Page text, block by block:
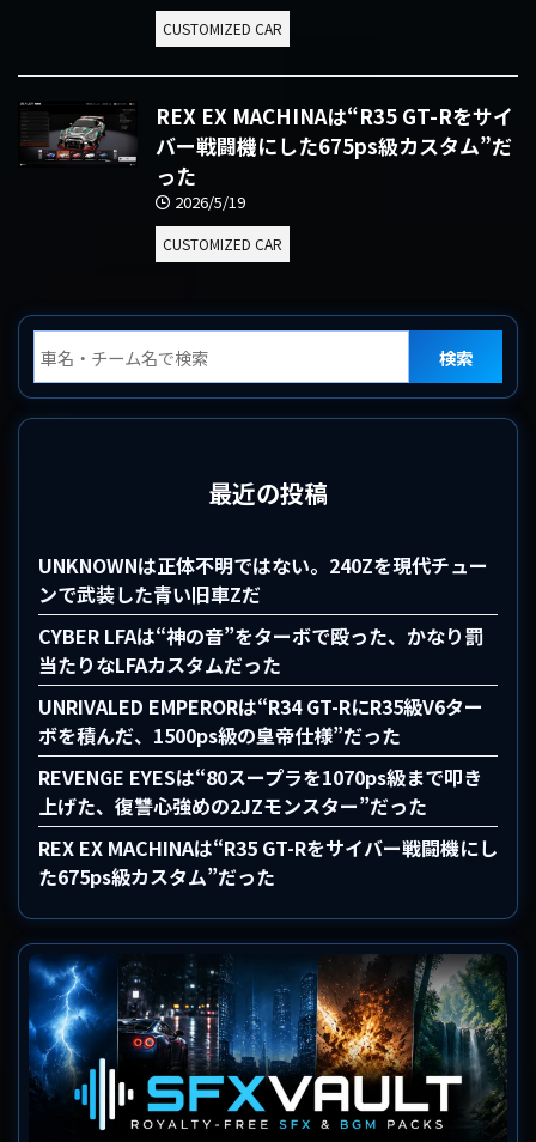
CUSTOMIZED CAR
REX EX MACHINAは“R35 GT-Rをサイ
バー戦闘機にした675ps級カスタム”だ
った
2026/5/19
CUSTOMIZED CAR
検索
最近の投稿
UNKNOWNは正体不明ではない。240Zを現代チュー
ンで武装した青い旧車Zだ
CYBER LFAは“神の音”をターボで殴った、かなり罰
当たりなLFAカスタムだった
UNRIVALED EMPERORは“R34 GT-RにR35級V6ター
ボを積んだ、1500ps級の皇帝仕様”だった
REVENGE EYESは“80スープラを1070ps級まで叩き
上げた、復讐心強めの2JZモンスター”だった
REX EX MACHINAは“R35 GT-Rをサイバー戦闘機にし
た675ps級カスタム”だった